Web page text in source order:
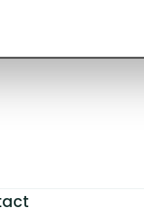
1 DIN-
50 mm